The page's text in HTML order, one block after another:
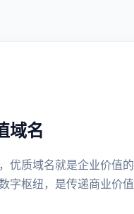
域名
优质域名就是企业价值
字枢纽，是传递商业价值